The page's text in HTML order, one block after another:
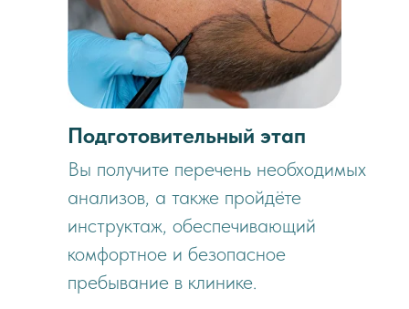
Подготовительный этап
Вы получите перечень необходимых
анализов, а также пройдёте
инструктаж, обеспечивающий
комфортное и безопасное
пребывание в клинике.